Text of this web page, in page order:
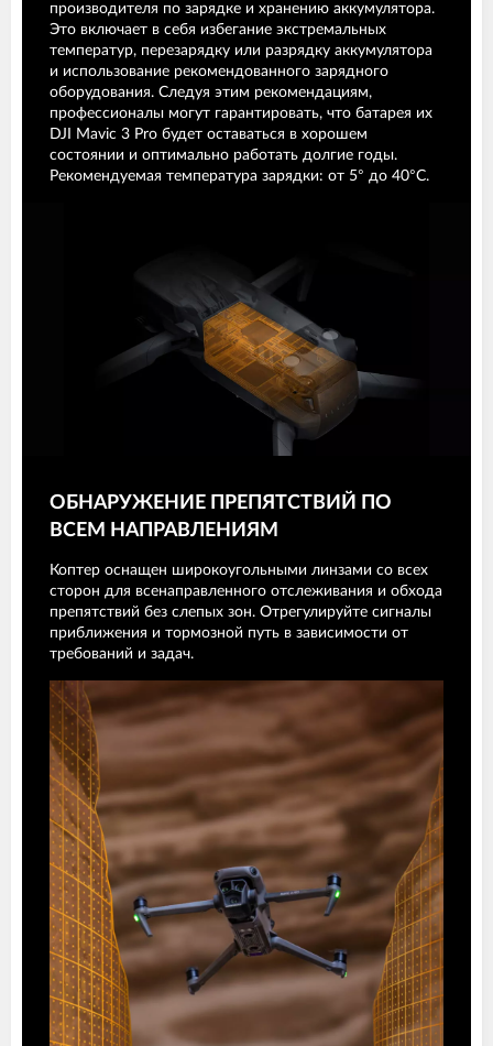
производителя по зарядке и хранению аккумулятора.
Это включает в себя избегание экстремальных
температур, перезарядку или разрядку аккумулятора
и использование рекомендованного зарядного
оборудования. Следуя этим рекомендациям,
профессионалы могут гарантировать, что батарея их
DJI Mavic 3 Pro будет оставаться в хорошем
состоянии и оптимально работать долгие годы.
Рекомендуемая температура зарядки: от 5° до 40°C.
ОБНАРУЖЕНИЕ ПРЕПЯТСТВИЙ ПО
ВСЕМ НАПРАВЛЕНИЯМ
Коптер оснащен широкоугольными линзами со всех
сторон для всенаправленного отслеживания и обхода
препятствий без слепых зон. Отрегулируйте сигналы
приближения и тормозной путь в зависимости от
требований и задач.